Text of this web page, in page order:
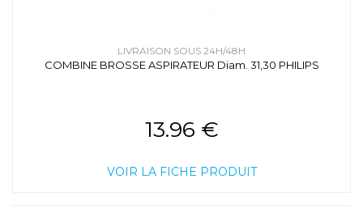
LIVRAISON SOUS 24H/48H
COMBINE BROSSE ASPIRATEUR Diam. 31,30 PHILIPS
13.96 €
VOIR LA FICHE PRODUIT